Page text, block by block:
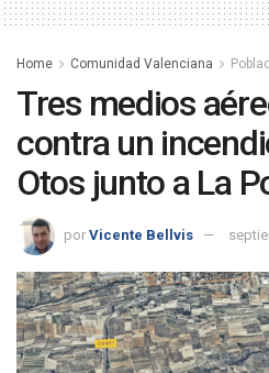
Home Comunidad Valenciana
Tres medios
contra un
Otos junto a La
por Vicente Bellvis